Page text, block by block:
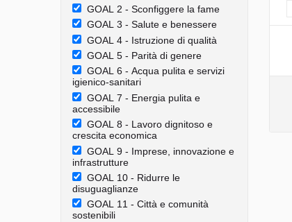
GOAL 2 - Sconfiggere la fame
GOAL 3 - Salute e benessere
GOAL 4 - Istruzione di qualità
GOAL 5 - Parità di genere
GOAL 6 - Acqua pulita e servizi
igienico-sanitari
GOAL 7 - Energia pulita e
accessibile
GOAL 8 - Lavoro dignitoso e
crescita economica
GOAL 9 - Imprese, innovazione e
infrastrutture
GOAL 10 - Ridurre le
disuguaglianze
GOAL 11 - Città e comunità
sostenibili